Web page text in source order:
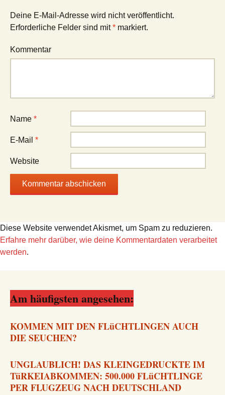
Deine E-Mail-Adresse wird nicht veröffentlicht.
Erforderliche Felder sind mit* markiert.
Kommentar
Name *
E-Mail *
Website
Diese Website verwendet Akismet, um Spam zu reduzieren.
Erfahre mehr darüber, wie deine Kommentardaten verarbeitet
werden.
Am häufigsten angesehen:
KOMMEN MIT DEN FLüCHTLINGEN AUCH
DIE SEUCHEN?
UNGLAUBLICH! DAS KLEINGEDRUCKTE IM
TüRKEIABKOMMEN: 500.000 FLüCHTLINGE
PER FLUGZEUG NACH DEUTSCHLAND